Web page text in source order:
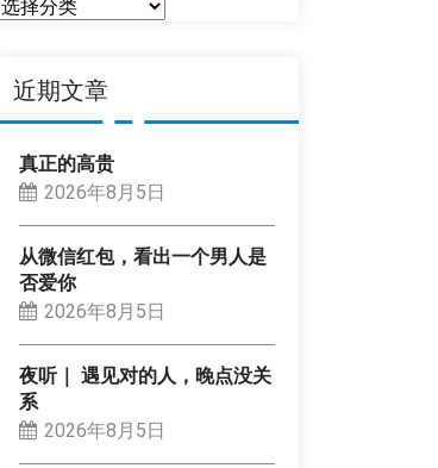
分
近期文章
真正的高贵
2026年8月5日
从微信红包，看出一个男人是
否爱你
2026年8月5日
夜听｜ 遇见对的人，晚点没关
系
2026年8月5日